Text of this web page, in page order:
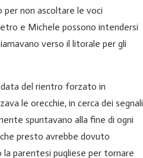
non ascoltare le voci
e Michele possono intendersi
verso il litorale per gli
data del rientro forzato in
le orecchie, in cerca dei segnali
spuntavano alla fine di ogni
presto avrebbe dovuto
parentesi pugliese per tornare